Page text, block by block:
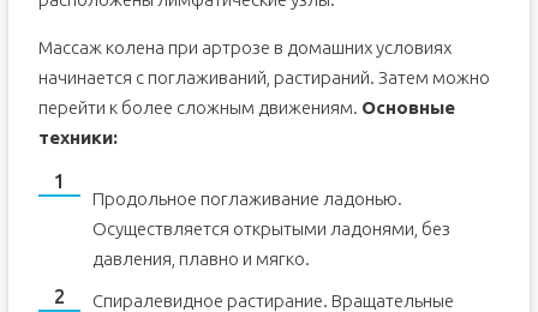
Массаж колена при артрозе в домашних условиях
начинается с поглаживаний, растираний. Затем можно
перейти к более сложным движениям. Основные
техники:
Продольное поглаживание ладонью.
Осуществляется открытыми ладонями, без
давления, плавно и мягко.
Спиралевидное растирание. Вращательные